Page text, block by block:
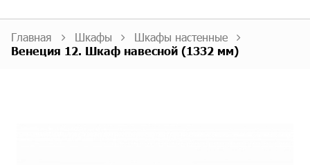
Главная Шкафы
Шкафы настенные
Венеция 12. Шкаф навесной (1332 мм)